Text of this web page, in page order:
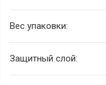
Вес упаковки:
Защитный слой: